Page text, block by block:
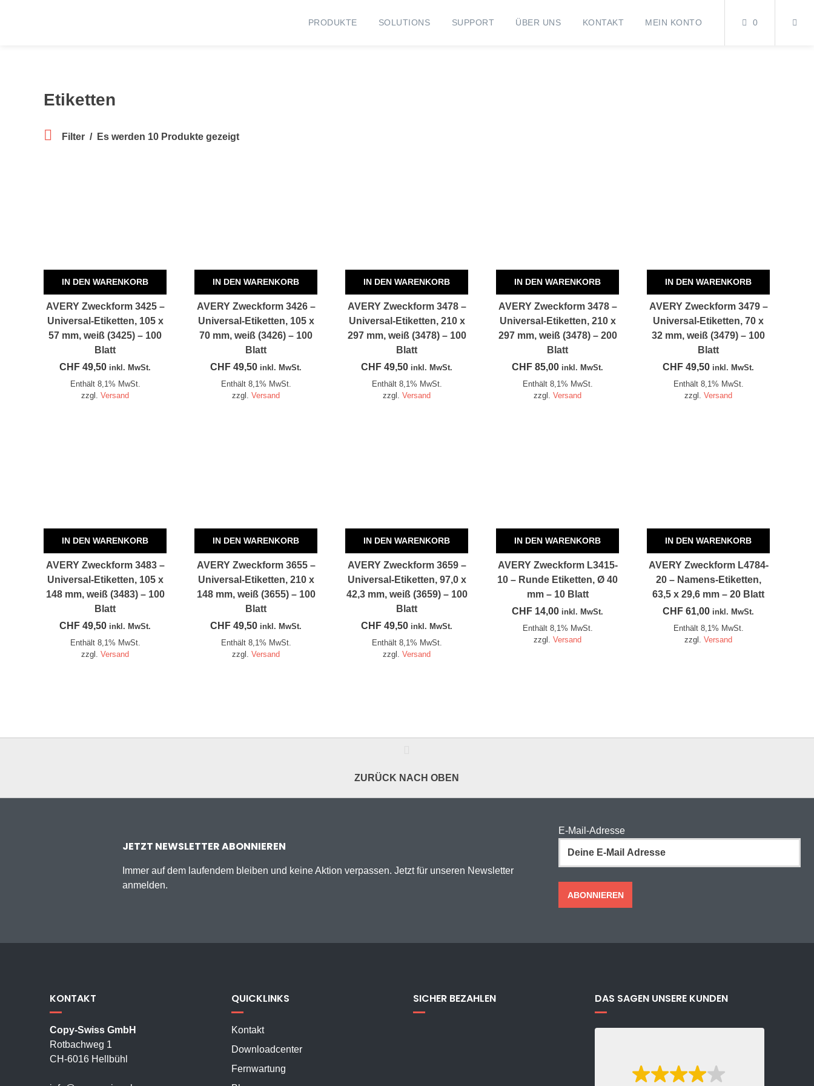
PRODUKTE SOLUTIONS SUPPORT ÜBER UNS KONTAKT MEIN KONTO 0
Etiketten
Filter Es werden 10 Produkte gezeigt
IN DEN WARENKORB
AVERY Zweckform 3425 –
Universal-Etiketten, 105 x
57 mm, weiß (3425) – 100
Blatt
CHF 49,50 inkl. MwSt.
Enthält 8,1% MwSt.
zzgl.Versand
IN DEN WARENKORB
AVERY Zweckform 3426 –
Universal-Etiketten, 105 x
70 mm, weiß (3426) – 100
Blatt
CHF 49,50 inkl. MwSt.
Enthält 8,1% MwSt.
zzgl.Versand
IN DEN WARENKORB
AVERY Zweckform 3478 –
Universal-Etiketten, 210 x
297 mm, weiß (3478) – 100
Blatt
CHF 49,50 inkl. MwSt.
Enthält 8,1% MwSt.
zzgl.Versand
IN DEN WARENKORB
AVERY Zweckform 3478 –
Universal-Etiketten, 210 x
297 mm, weiß (3478) – 200
Blatt
CHF 85,00 inkl. MwSt.
Enthält 8,1% MwSt.
zzgl.Versand
IN DEN WARENKORB
AVERY Zweckform 3479 –
Universal-Etiketten, 70 x
32 mm, weiß (3479) – 100
Blatt
CHF 49,50 inkl. MwSt.
Enthält 8,1% MwSt.
zzgl.Versand
IN DEN WARENKORB
AVERY Zweckform 3483 –
Universal-Etiketten, 105 x
148 mm, weiß (3483) – 100
Blatt
CHF 49,50 inkl. MwSt.
Enthält 8,1% MwSt.
zzgl.Versand
IN DEN WARENKORB
AVERY Zweckform 3655 –
Universal-Etiketten, 210 x
148 mm, weiß (3655) – 100
Blatt
CHF 49,50 inkl. MwSt.
Enthält 8,1% MwSt.
zzgl.Versand
IN DEN WARENKORB
AVERY Zweckform 3659 –
Universal-Etiketten, 97,0 x
42,3 mm, weiß (3659) – 100
Blatt
CHF 49,50 inkl. MwSt.
Enthält 8,1% MwSt.
zzgl.Versand
IN DEN WARENKORB
AVERY Zweckform L3415-
10 – Runde Etiketten, Ø 40
mm – 10 Blatt
CHF 14,00 inkl. MwSt.
Enthält 8,1% MwSt.
zzgl.Versand
IN DEN WARENKORB
AVERY Zweckform L4784-
20 – Namens-Etiketten,
63,5 x 29,6 mm – 20 Blatt
CHF 61,00 inkl. MwSt.
Enthält 8,1% MwSt.
zzgl.Versand
ZURÜCK NACH OBEN
JETZT NEWSLETTER ABONNIEREN
Immer auf dem laufendem bleiben und keine Aktion verpassen. Jetzt für unseren Newsletter
anmelden.
E-Mail-Adresse
KONTAKT
Copy-Swiss GmbH
Rotbachweg 1
CH-6016 Hellbühl
QUICKLINKS
Kontakt
Downloadcenter
Fernwartung
SICHER BEZAHLEN DAS SAGEN UNSERE KUNDEN